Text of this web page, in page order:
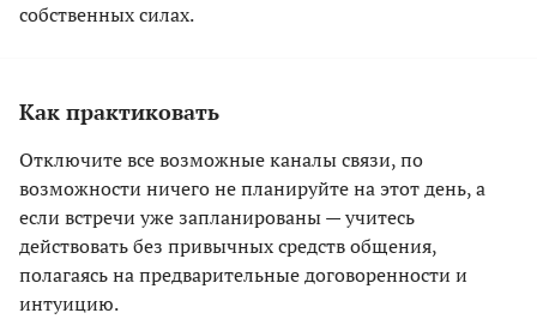
собственных силах.
Как практиковать
Отключите все возможные каналы связи, по
возможности ничего не планируйте на этот день, а
если встречи уже запланированы — учитесь
действовать без привычных средств общения,
полагаясь на предварительные договоренности и
интуицию.